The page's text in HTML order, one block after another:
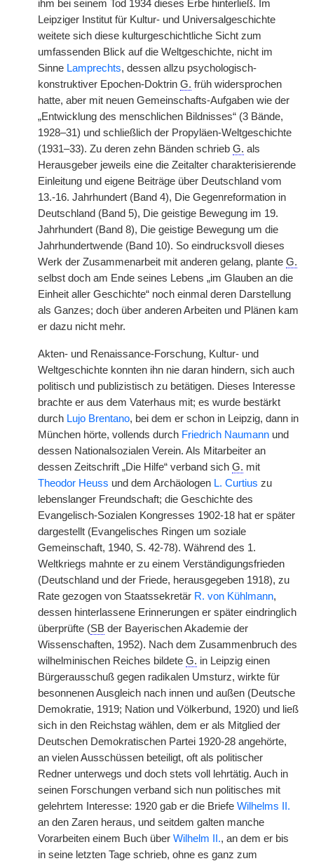
ihm bei seinem Tod 1934 dieses Erbe hinterließ. Im
Leipziger Institut für Kultur- und Universalgeschichte
weitete sich diese kulturgeschichtliche Sicht zum
umfassenden Blick auf die Weltgeschichte, nicht im
Sinne Lamprechts, dessen allzu psychologisch-
konstruktiver Epochen-Doktrin G. früh widersprochen
hatte, aber mit neuen Gemeinschafts-Aufgaben wie der
„Entwicklung des menschlichen Bildnisses“ (3 Bände,
1928–31) und schließlich der Propyläen-Weltgeschichte
(1931–33). Zu deren zehn Bänden schrieb G. als
Herausgeber jeweils eine die Zeitalter charakterisierende
Einleitung und eigene Beiträge über Deutschland vom
13.-16. Jahrhundert (Band 4), Die Gegenreformation in
Deutschland (Band 5), Die geistige Bewegung im 19.
Jahrhundert (Band 8), Die geistige Bewegung um die
Jahrhundertwende (Band 10). So eindrucksvoll dieses
Werk der Zusammenarbeit mit anderen gelang, plante G.
selbst doch am Ende seines Lebens „im Glauben an die
Einheit aller Geschichte“ noch einmal deren Darstellung
als Ganzes; doch über anderen Arbeiten und Plänen kam
er dazu nicht mehr.
Akten- und Renaissance-Forschung, Kultur- und
Weltgeschichte konnten ihn nie daran hindern, sich auch
politisch und publizistisch zu betätigen. Dieses Interesse
brachte er aus dem Vaterhaus mit; es wurde bestärkt
durch Lujo Brentano, bei dem er schon in Leipzig, dann in
München hörte, vollends durch Friedrich Naumann und
dessen Nationalsozialen Verein. Als Mitarbeiter an
dessen Zeitschrift „Die Hilfe“ verband sich G. mit
Theodor Heuss und dem Archäologen L. Curtius zu
lebenslanger Freundschaft; die Geschichte des
Evangelisch-Sozialen Kongresses 1902-18 hat er später
dargestellt (Evangelisches Ringen um soziale
Gemeinschaft, 1940, S. 42-78). Während des 1.
Weltkriegs mahnte er zu einem Verständigungsfrieden
(Deutschland und der Friede, herausgegeben 1918), zu
Rate gezogen von Staatssekretär R. von Kühlmann,
dessen hinterlassene Erinnerungen er später eindringlich
überprüfte (SB der Bayerischen Akademie der
Wissenschaften, 1952). Nach dem Zusammenbruch des
wilhelminischen Reiches bildete G. in Leipzig einen
Bürgerausschuß gegen radikalen Umsturz, wirkte für
besonnenen Ausgleich nach innen und außen (Deutsche
Demokratie, 1919; Nation und Völkerbund, 1920) und ließ
sich in den Reichstag wählen, dem er als Mitglied der
Deutschen Demokratischen Partei 1920-28 angehörte,
an vielen Ausschüssen beteiligt, oft als politischer
Redner unterwegs und doch stets voll lehrtätig. Auch in
seinen Forschungen verband sich nun politisches mit
gelehrtem Interesse: 1920 gab er die Briefe Wilhelms II.
an den Zaren heraus, und seitdem galten manche
Vorarbeiten einem Buch über Wilhelm II., an dem er bis
in seine letzten Tage schrieb, ohne es ganz zum